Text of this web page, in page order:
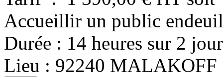
Accueillir un public
Durée : 14 heures sur 2
Lieu : 92240 MALAKOFF